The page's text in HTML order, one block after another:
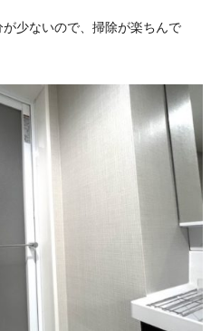
少ないので、掃除が楽ちんで